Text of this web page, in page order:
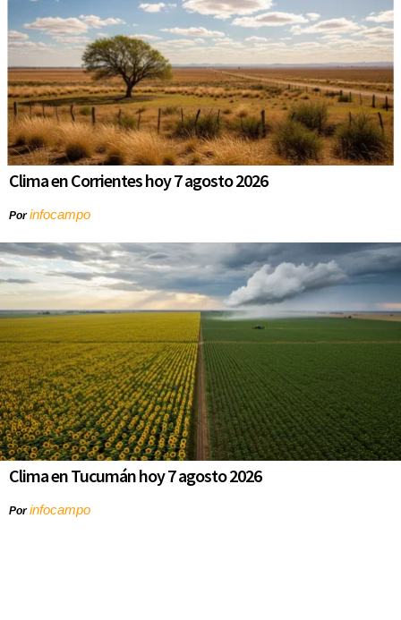
Clima en Corrientes hoy 7 agosto 2026
Porinfocampo
Clima en Tucumán hoy 7 agosto 2026
Porinfocampo